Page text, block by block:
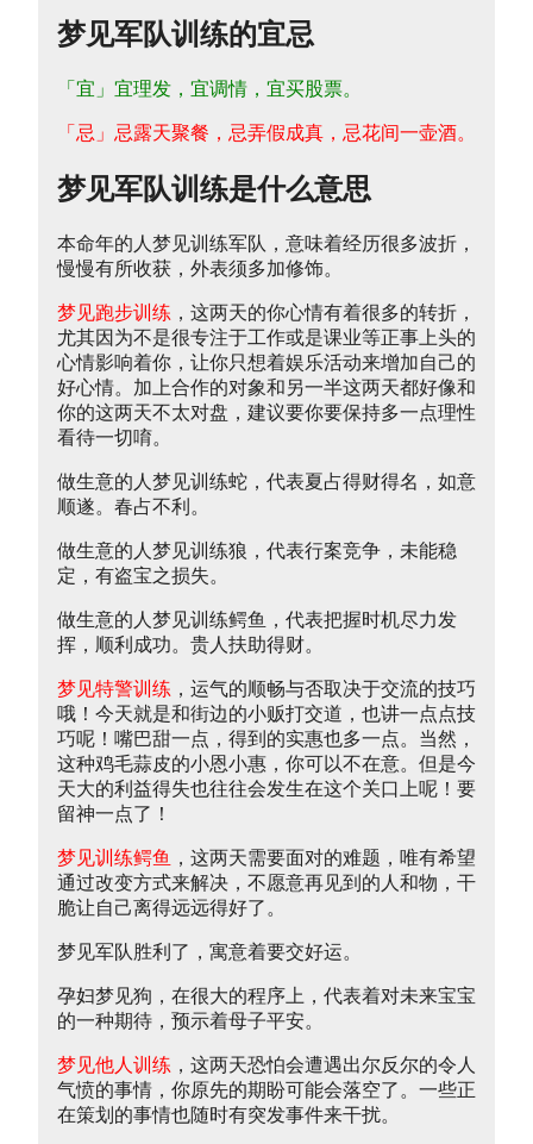
梦见军队训练的宜忌
「宜」宜理发，宜调情，宜买股票。
「忌」忌露天聚餐，忌弄假成真，忌花间一壶酒。
梦见军队训练是什么意思
本命年的人梦见训练军队，意味着经历很多波折，
慢慢有所收获，外表须多加修饰。
梦见跑步训练 ，这两天的你心情有着很多的转折，
尤其因为不是很专注于工作或是课业等正事上头的
心情影响着你，让你只想着娱乐活动来增加自己的
好心情。加上合作的对象和另一半这两天都好像和
你的这两天不太对盘，建议要你要保持多一点理性
看待一切唷。
做生意的人梦见训练蛇，代表夏占得财得名，如意
顺遂。春占不利。
做生意的人梦见训练狼，代表行案竞争，未能稳
定，有盗宝之损失。
做生意的人梦见训练鳄鱼，代表把握时机尽力发
挥，顺利成功。贵人扶助得财。
梦见特警训练 ，运气的顺畅与否取决于交流的技巧
哦！今天就是和街边的小贩打交道，也讲一点点技
巧呢！嘴巴甜一点，得到的实惠也多一点。当然，
这种鸡毛蒜皮的小恩小惠，你可以不在意。但是今
天大的利益得失也往往会发生在这个关口上呢！要
留神一点了！
梦见训练鳄鱼 ，这两天需要面对的难题，唯有希望
通过改变方式来解决，不愿意再见到的人和物，干
脆让自己离得远远得好了。
梦见军队胜利了，寓意着要交好运。
孕妇梦见狗，在很大的程序上，代表着对未来宝宝
的一种期待，预示着母子平安。
梦见他人训练 ，这两天恐怕会遭遇出尔反尔的令人
气愤的事情，你原先的期盼可能会落空了。一些正
在策划的事情也随时有突发事件来干扰。